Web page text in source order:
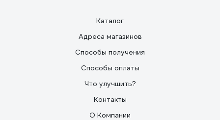
Каталог
Адреса магазинов
Способы получения
Способы оплаты
Что улучшить?
Контакты
О Компании